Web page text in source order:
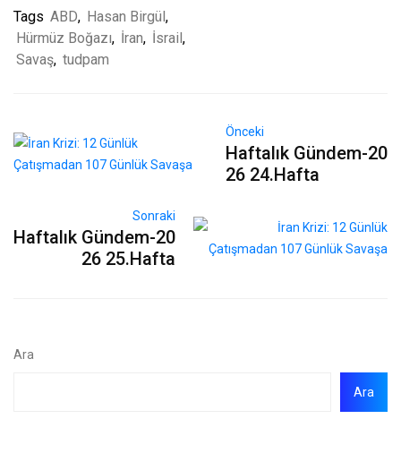
Tags ABD, Hasan Birgül ,
Hürmüz Boğazı, İran, İsrail ,
Savaş, tudpam
Önceki
Haftalık Gündem-20
26 24.Hafta
Sonraki
Haftalık Gündem-20
26 25.Hafta
Ara
Ara